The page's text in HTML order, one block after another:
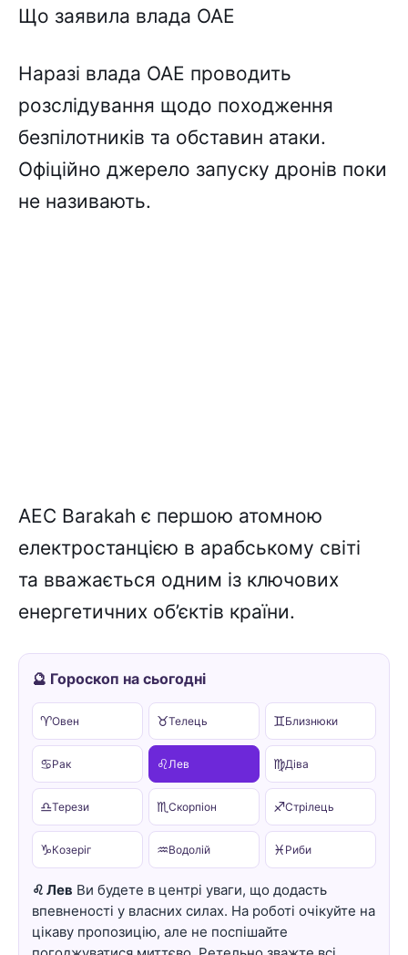
Що заявила влада ОАЕ
Наразі влада ОАЕ проводить
розслідування щодо походження
безпілотників та обставин атаки.
Офіційно джерело запуску дронів поки
не називають.
АЕС Barakah є першою атомною
електростанцією в арабському світі
та вважається одним із ключових
енергетичних об’єктів країни.
🔮 Гороскоп на сьогодні
♈Овен ♉Телець ♊Близнюки
♋Рак ♌ Лев ♍Діва
♎Терези ♏Скорпіон ♐Стрілець
♑Козеріг ♒Водолій ♓ Риби
♌ Лев Ви будете в центрі уваги, що додасть
впевненості у власних силах. На роботі очікуйте на
цікаву пропозицію, але не поспішайте